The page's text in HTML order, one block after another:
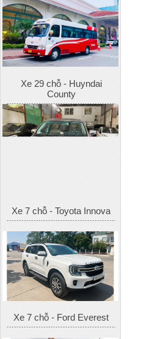
Xe 29 chỗ - Huyndai
County
Xe 7 chỗ - Ford Everest